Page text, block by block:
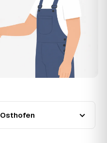
Zugänglichkeit
verschieben
— den genauen
nach kurzer
in Osthofen in Zukunft
in Osthofen fallend
nicht ableiten, aber die
— unabhängig davon,